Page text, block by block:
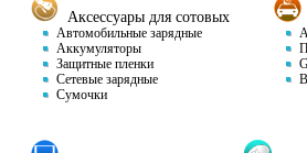
Аксессуары для сотовых
Автомобильные зарядные
Аккумуляторы
Защитные пленки
Сетевые зарядные
Сумочки